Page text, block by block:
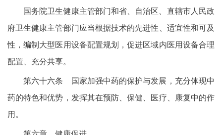
国务院卫生健康主管部门和省、自治区、直辖市人民政
府卫生健康主管部门应当根据技术的先进性、适宜性和可及
性，编制大型医用设备配置规划，促进区域内医用设备合理
配置、充分共享。
第六十六条 国家加强中药的保护与发展，充分体现中
药的特色和优势，发挥其在预防、保健、医疗、康复中的作
用。